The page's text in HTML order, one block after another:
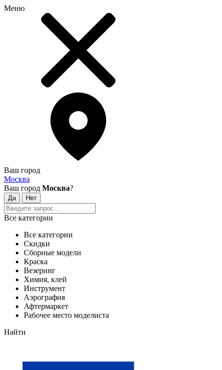
Меню
Ваш город
Москва
Ваш город Москва?
Все категории
Все категории
Скидки
Сборные модели
Краска
Везеринг
Химия, клей
Инструмент
Аэрография
Афтермаркет
Рабочее место моделиста
Найти